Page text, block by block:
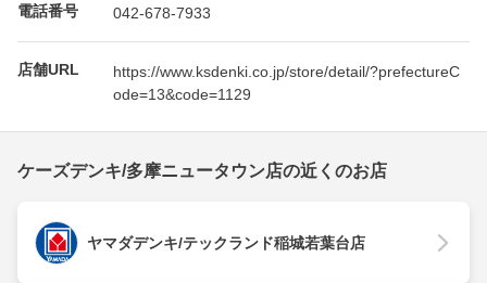
電話番号 042-678-7933
店舗URL
https://www.ksdenki.co.jp/store/detail/?prefectureC
ode=13&code=1129
ケーズデンキ/多摩ニュータウン店の近くのお店
ヤマダデンキ/テックランド稲城若葉台店